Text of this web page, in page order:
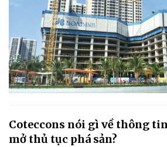
Coteccons nói gì về thông
mở thủ tục phá sản?